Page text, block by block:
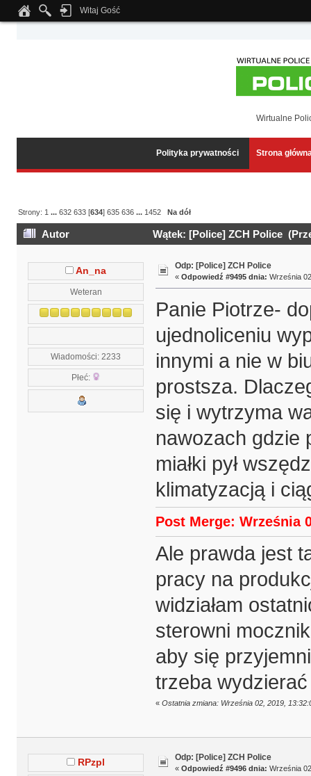
Notice: Undefined index: tapatalk_body_hook in
Witaj Gość
Wirtualne
Polityka prywatności Strona
Strony: 1 ...632 633 [634]635 636 ... 1452 Na dół
Autor Wątek: [Police] ZCH Police
An_na
Weteran
Wiadomości: 2233
Płeć:
Odp: [Police] ZCH Police
« Odpowiedź #9495 dnia: Września
Panie Piotrze-
ujednoliceniu
innymi a nie w
prostsza.
się i wytrzyma
nawozach gdzie
miałki pył
klimatyzacją i
Post Merge: Września
Ale prawda jest
pracy na
widziałam
sterowni
aby się
trzeba
« Ostatnia zmiana: Września 02, 2019,
RPzpl Odp: [Police] ZCH Police
« Odpowiedź #9496 dnia: Września